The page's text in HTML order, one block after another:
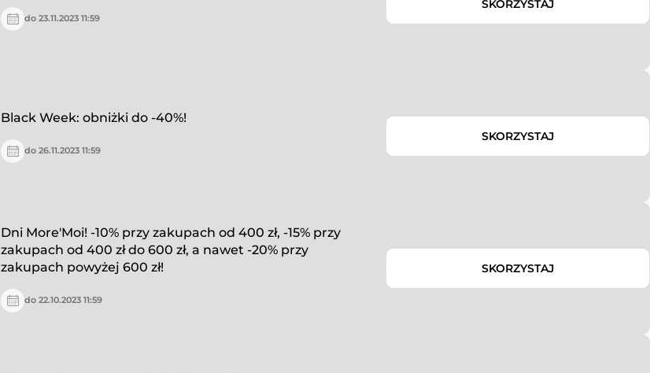
do 23.11.2023 11:59
SKORZYSTAJ
Black Week: obniżki do -40%!
do 26.11.2023 11:59
SKORZYSTAJ
Dni More'Moi! -10% przy zakupach od 400 zł, -15% przy
zakupach od 400 zł do 600 zł, a nawet -20% przy
zakupach powyżej 600 zł!
do 22.10.2023 11:59
SKORZYSTAJ